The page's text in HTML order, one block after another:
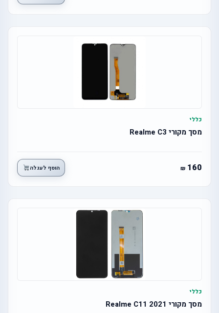
כללי
מסך מקורי Realme C3
160 הוסף לעגלה
כללי
מסך מקורי Realme C11 2021